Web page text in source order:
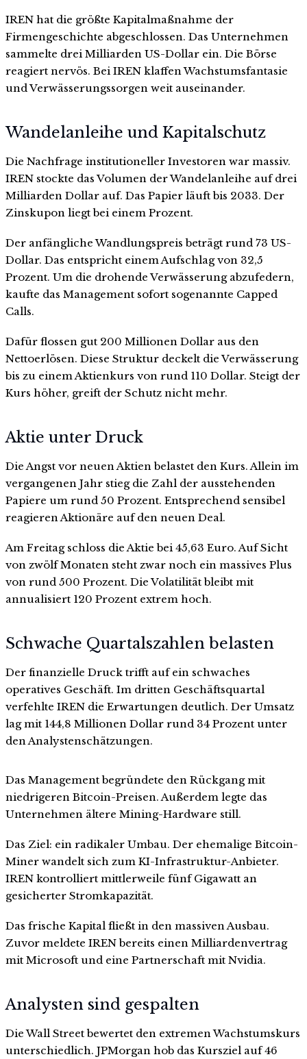
IREN hat die größte Kapitalmaßnahme der
Firmengeschichte abgeschlossen. Das Unternehmen
sammelte drei Milliarden US-Dollar ein. Die Börse
reagiert nervös. Bei IREN klaffen Wachstumsfantasie
und Verwässerungssorgen weit auseinander.
Wandelanleihe und Kapitalschutz
Die Nachfrage institutioneller Investoren war massiv.
IREN stockte das Volumen der Wandelanleihe auf drei
Milliarden Dollar auf. Das Papier läuft bis 2033. Der
Zinskupon liegt bei einem Prozent.
Der anfängliche Wandlungspreis beträgt rund 73 US-
Dollar. Das entspricht einem Aufschlag von 32,5
Prozent. Um die drohende Verwässerung abzufedern,
kaufte das Management sofort sogenannte Capped
Calls.
Dafür flossen gut 200 Millionen Dollar aus den
Nettoerlösen. Diese Struktur deckelt die Verwässerung
bis zu einem Aktienkurs von rund 110 Dollar. Steigt der
Kurs höher, greift der Schutz nicht mehr.
Aktie unter Druck
Die Angst vor neuen Aktien belastet den Kurs. Allein im
vergangenen Jahr stieg die Zahl der ausstehenden
Papiere um rund 50 Prozent. Entsprechend sensibel
reagieren Aktionäre auf den neuen Deal.
Am Freitag schloss die Aktie bei 45,63 Euro. Auf Sicht
von zwölf Monaten steht zwar noch ein massives Plus
von rund 500 Prozent. Die Volatilität bleibt mit
annualisiert 120 Prozent extrem hoch.
Schwache Quartalszahlen belasten
Der finanzielle Druck trifft auf ein schwaches
operatives Geschäft. Im dritten Geschäftsquartal
verfehlte IREN die Erwartungen deutlich. Der Umsatz
lag mit 144,8 Millionen Dollar rund 34 Prozent unter
den Analystenschätzungen.
Das Management begründete den Rückgang mit
niedrigeren Bitcoin-Preisen. Außerdem legte das
Unternehmen ältere Mining-Hardware still.
Das Ziel: ein radikaler Umbau. Der ehemalige Bitcoin-
Miner wandelt sich zum KI-Infrastruktur-Anbieter.
IREN kontrolliert mittlerweile fünf Gigawatt an
gesicherter Stromkapazität.
Das frische Kapital fließt in den massiven Ausbau.
Zuvor meldete IREN bereits einen Milliardenvertrag
mit Microsoft und eine Partnerschaft mit Nvidia.
Analysten sind gespalten
Die Wall Street bewertet den extremen Wachstumskurs
unterschiedlich. JPMorgan hob das Kursziel auf 46